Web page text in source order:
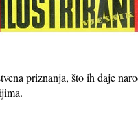
priznanja, što ih daje